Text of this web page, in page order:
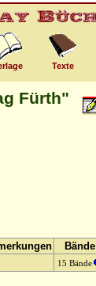
Texte
Fürth"
Bände
15 Bände